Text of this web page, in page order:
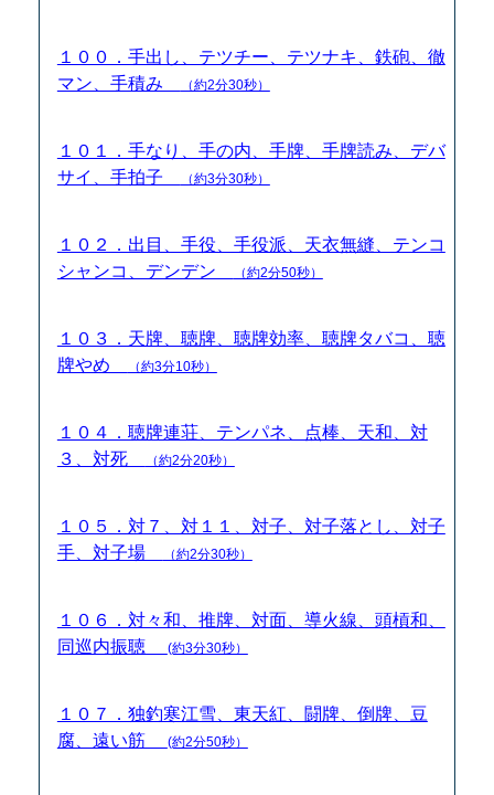
１００．手出し、テツチー、テツナキ、鉄砲、徹
マン、手積み
（約2分30秒）
１０１．手なり、手の内、手牌、手牌読み、デバ
サイ、手拍子
（約3分30秒）
１０２．出目、手役、手役派、天衣無縫、テンコ
シャンコ、デンデン
（約2分50秒）
１０３．天牌、聴牌、聴牌効率、聴牌タバコ、聴
牌やめ
（約3分10秒）
１０４．聴牌連荘、テンパネ、点棒、天和、対
３、対死
（約2分20秒）
１０５．対７、対１１、対子、対子落とし、対子
手、対子場
（約2分30秒）
１０６．対々和、推牌、対面、導火線、頭槓和、
同巡内振聴
(約3分30秒）
１０７．独釣寒江雪、東天紅、闘牌、倒牌、豆
腐、遠い筋
(約2分50秒）